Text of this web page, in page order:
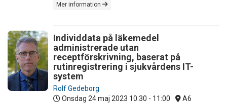
Mer information
Individdata på läkemedel
administrerade utan
receptförskrivning, baserat på
rutinregistrering i sjukvårdens IT-
system
Rolf Gedeborg
Onsdag 24 maj 2023 10:30 - 11:00 A6